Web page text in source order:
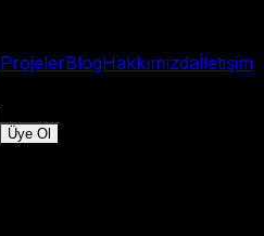
ProjelerBlogHakkımızdaİletişim
Üye Ol